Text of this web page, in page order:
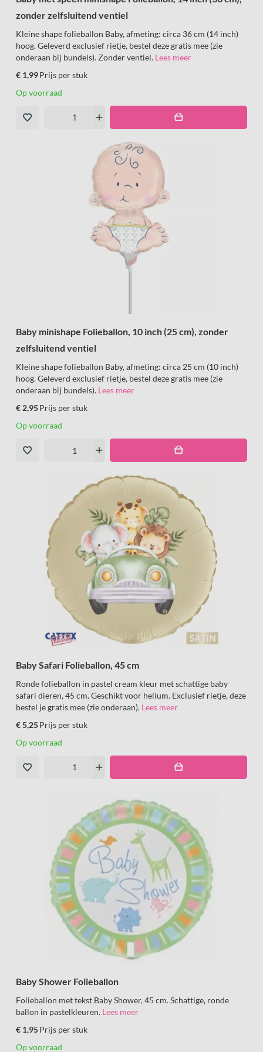
zonder zelfsluitend ventiel
Kleine shape folieballon Baby, afmeting: circa 36 cm (14 inch)
hoog. Geleverd exclusief rietje, bestel deze gratis mee (zie
onderaan bij bundels). Zonder ventiel. Lees meer
€ 1,99Prijs per stuk
Op voorraad
add
Baby minishape Folieballon, 10 inch (25 cm), zonder
zelfsluitend ventiel
Kleine shape folieballon Baby, afmeting: circa 25 cm (10 inch)
hoog. Geleverd exclusief rietje, bestel deze gratis mee (zie
onderaan bij bundels). Lees meer
€ 2,95Prijs per stuk
Op voorraad
add
Baby Safari Folieballon, 45 cm
Ronde folieballon in pastel cream kleur met schattige baby
safari dieren, 45 cm. Geschikt voor helium. Exclusief rietje, deze
bestel je gratis mee (zie onderaan). Lees meer
€ 5,25Prijs per stuk
Op voorraad
add
Baby Shower Folieballon
Folieballon met tekst Baby Shower, 45 cm. Schattige, ronde
ballon in pastelkleuren. Lees meer
€ 1,95Prijs per stuk
Op voorraad